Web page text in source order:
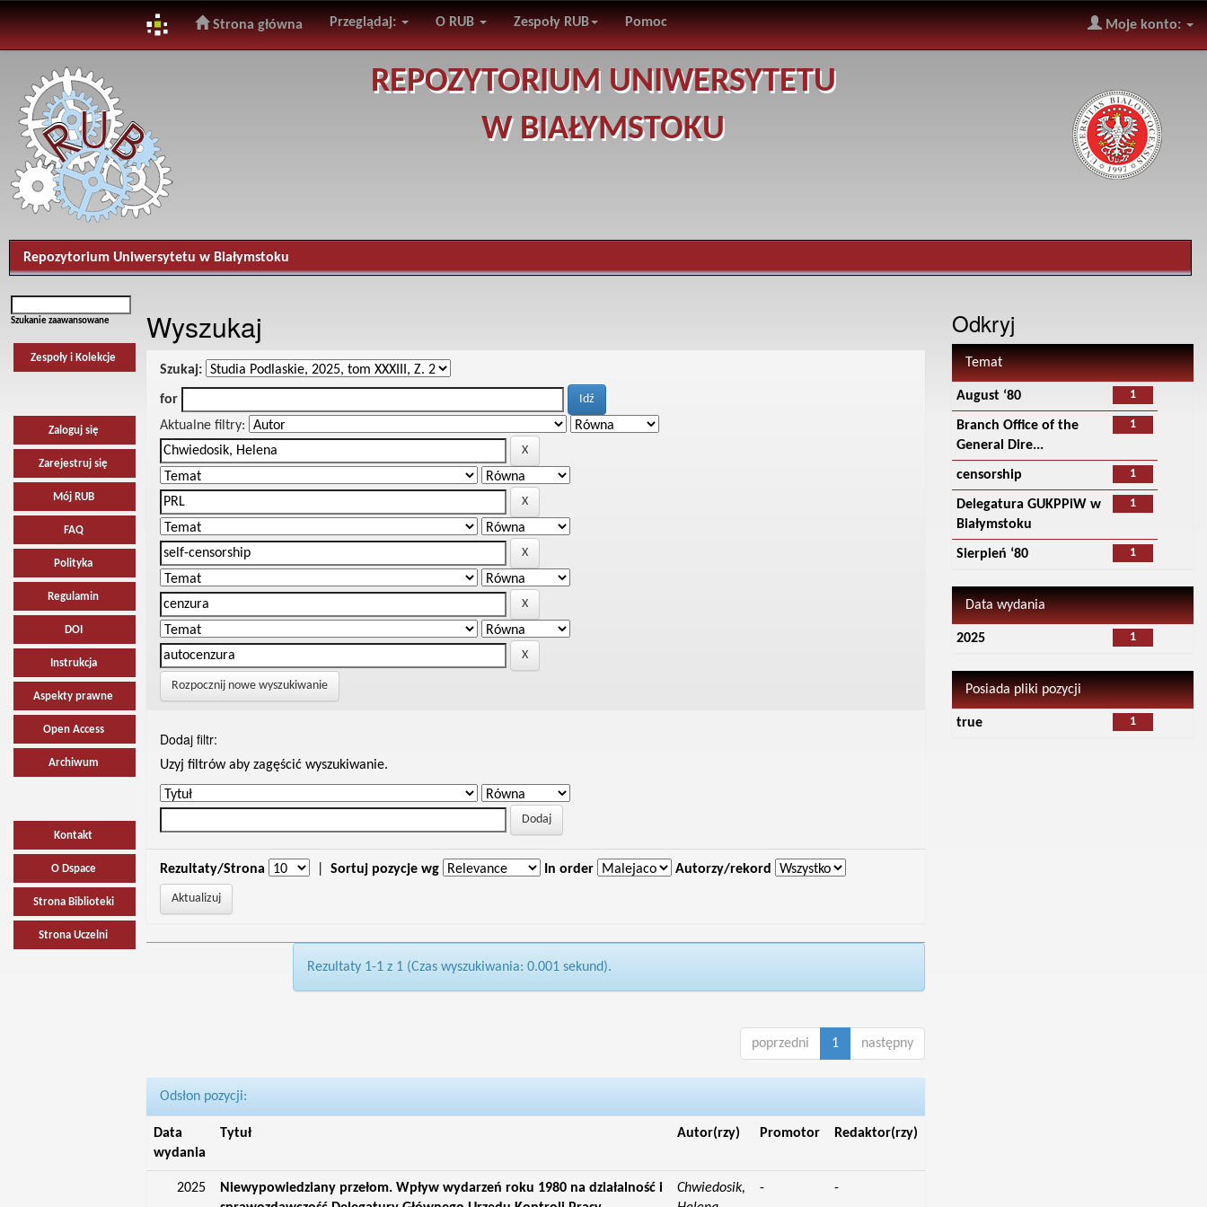
navigation
Strona główna Przeglądaj: O RUB Zespoły RUB Pomoc Moje konto:
REPOZYTORIUM UNIWERSYTETU
W BIAŁYMSTOKU
Repozytorium Uniwersytetu w Białymstoku
Szukanie zaawansowane
Zespoły i Kolekcje
Zaloguj się
Zarejestruj się
Mój RUB
FAQ
Polityka
Regulamin
DOI
Instrukcja
Aspekty prawne
Open Access
Archiwum
Kontakt
O Dspace
Strona Biblioteki
Strona Uczelni
Wyszukaj
Szukaj:
for
Aktualne filtry:
Rozpocznij nowe wyszukiwanie
Dodaj filtr:
Uzyj filtrów aby zagęścić wyszukiwanie.
Rezultaty/Strona Sortuj pozycje wg In order Autorzy/rekord
Rezultaty 1-1 z 1 (Czas wyszukiwania: 0.001 sekund).
poprzedni 1 następny
Odsłon pozycji:
Data
wydania
Tytuł Autor(rzy) Promotor Redaktor(rzy)
2025
Niewypowiedziany przełom. Wpływ wydarzeń roku 1980 na działalność i
Chwiedosik,
- -
Odkryj
Temat
1
August ‘80
1
Branch Office of the
General Dire...
1
censorship
1
Delegatura GUKPPiW w
Białymstoku
1
Sierpień ‘80
Data wydania
1
2025
Posiada pliki pozycji
1
true